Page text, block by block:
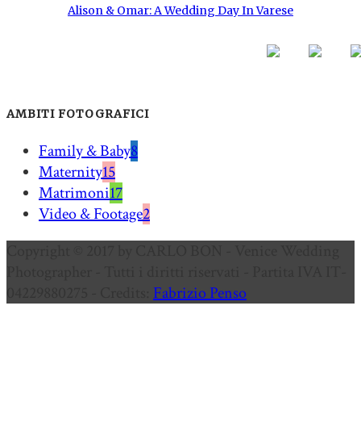
Alison & Omar: A Wedding Day In Varese
AMBITI FOTOGRAFICI
Family & Baby8
Maternity15
Matrimoni17
Video & Footage2
Fabrizio Penso